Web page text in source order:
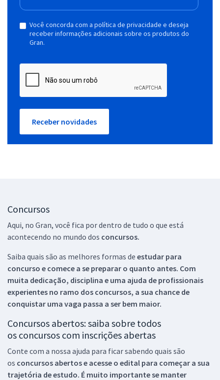
Você concorda com a política de privacidade e deseja
receber informações adicionais sobre os produtos do
Gran.
Receber novidades
Concursos
Aqui, no Gran, você fica por dentro de tudo o que está
acontecendo no mundo dos concursos.
Saiba quais são as melhores formas de estudar para
concurso e comece a se preparar o quanto antes. Com
muita dedicação, disciplina e uma ajuda de profissionais
experientes no ramo dos concursos, a sua chance de
conquistar uma vaga passa a ser bem maior.
Concursos abertos: saiba sobre todos
os concursos com inscrições abertas
Conte com a nossa ajuda para ficar sabendo quais são
os concursos abertos e acesse o edital para começar a sua
trajetória de estudo. É muito importante se manter